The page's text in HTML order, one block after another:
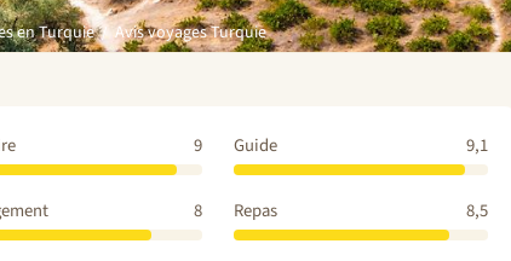
en Turquie Avis voyages Turquie
9 Guide 9,1
8 Repas 8,5